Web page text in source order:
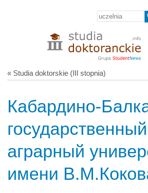
« Studia doktorskie (III stopnia)
Кабардино-
государственный
аграрный
имени